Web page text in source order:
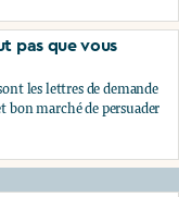
vous aider à
pas que vous
les lettres de demande
marché de persuader
pas que vous